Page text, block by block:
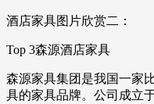
酒店家具图片欣赏二：
Top 3森源酒店家具
森源家具集团是我国一家
具的家具品牌。公司成立